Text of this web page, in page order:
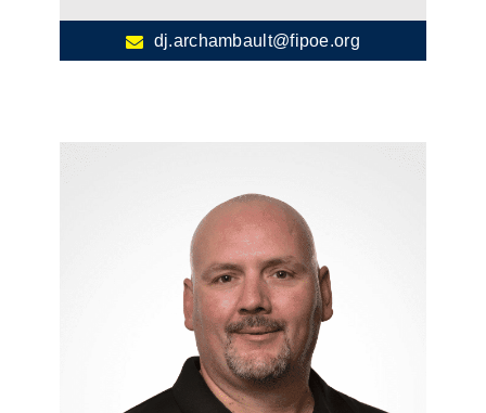
dj.archambault@fipoe.org